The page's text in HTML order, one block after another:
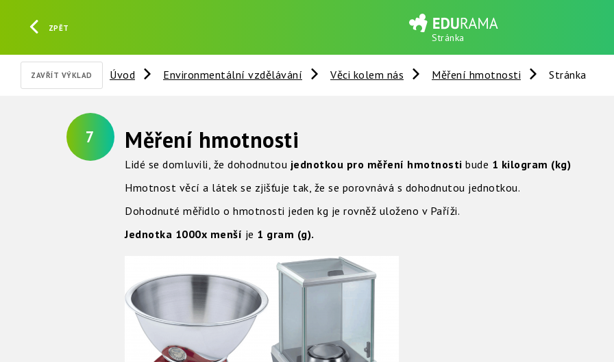
ZPĚT
Stránka
ZAVŘÍT VÝKLAD Úvod Environmentální vzdělávání Věci kolem nás Měření hmotnosti Stránka
7 Měření hmotnosti
Lidé se domluvili, že dohodnutou jednotkou pro měření hmotnosti bude 1 kilogram (kg)
Hmotnost věcí a látek se zjišťuje tak, že se porovnává s dohodnutou jednotkou.
Dohodnuté měřidlo o hmotnosti jeden kg je rovněž uloženo v Paříži.
Jednotka 1000x menší je 1 gram (g).